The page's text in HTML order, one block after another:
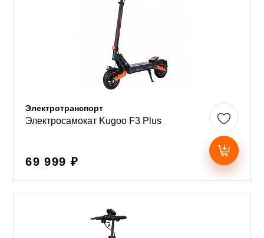
Электротранспорт
Электросамокат Kugoo F3 Plus
69 999 ₽